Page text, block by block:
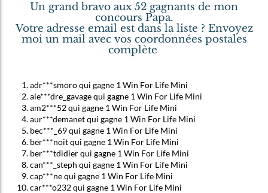
Un grand bravo aux 52 gagnants de mon
concours Papa.
Votre adresse email est dans la liste ? Envoyez
moi un mail avec vos coordonnées postales
complète
adr***smoro qui gagne 1 Win For Life Mini
ale***dre_gavage qui gagne 1 Win For Life Mini
am2***52 qui gagne 1 Win For Life Mini
aur***demanet qui gagne 1 Win For Life Mini
bec***_69 qui gagne 1 Win For Life Mini
ber***noit qui gagne 1 Win For Life Mini
ber***tdidier qui gagne 1 Win For Life Mini
can***_steph qui gagne 1 Win For Life Mini
cap***ne qui gagne 1 Win For Life Mini
car***o232 qui gagne 1 Win For Life Mini